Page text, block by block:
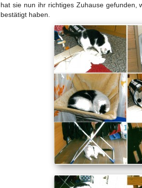
hat sie nun ihr richtiges Zuhause gefunden,
bestätigt haben.